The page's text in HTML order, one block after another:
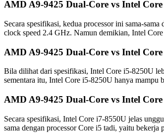
AMD A9-9425 Dual-Core vs Intel
Secara spesifikasi, kedua processor ini sama-
clock speed 2.4 GHz. Namun demikian, Intel
AMD A9-9425 Dual-Core vs Intel
Bila dilihat dari spesifikasi, Intel Core i5-8250U
sementara itu, Intel Core i5-8250U hanya
AMD A9-9425 Dual-Core vs Intel
Secara spesifikasi, Intel Core i7-8550U jelas
sama dengan processor Core i5 tadi, yaitu bekerja